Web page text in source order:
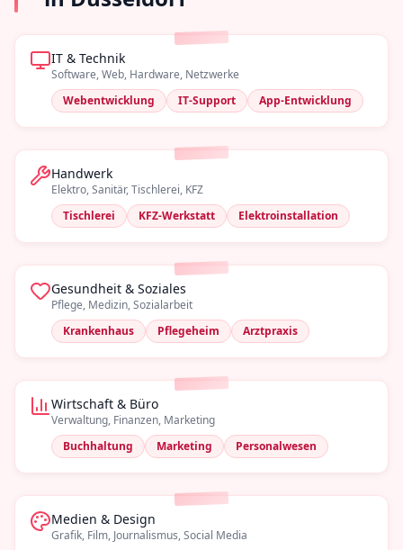
IT & Technik
Software, Web, Hardware, Netzwerke
Webentwicklung
IT-Support App-Entwicklung
Handwerk
Elektro, Sanitär, Tischlerei, KFZ
Tischlerei
KFZ-Werkstatt Elektroinstallation
Gesundheit & Soziales
Pflege, Medizin, Sozialarbeit
Krankenhaus
Pflegeheim Arztpraxis
Wirtschaft & Büro
Verwaltung, Finanzen, Marketing
Buchhaltung
Marketing Personalwesen
Medien & Design
Grafik, Film, Journalismus, Social Media